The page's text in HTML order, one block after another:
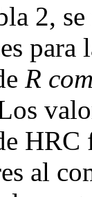
2,
para
R
HRC
al